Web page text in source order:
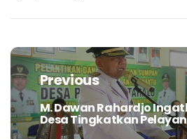
Navigasi
posPrevious
Previous
post:
M. Dawan Rahardjo
Desa Tingkatkan